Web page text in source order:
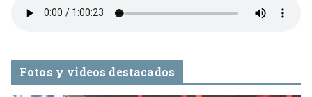
Fotos y videos destacados